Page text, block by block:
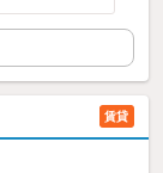
賃貸